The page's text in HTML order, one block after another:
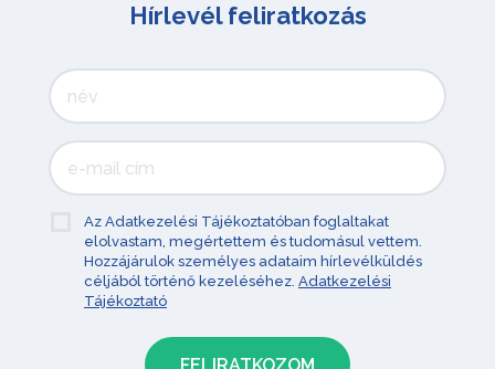
Hírlevél feliratkozás
Az Adatkezelési Tájékoztatóban foglaltakat
elolvastam, megértettem és tudomásul vettem.
Hozzájárulok személyes adataim hírlevélküldés
céljából történő kezeléséhez. Adatkezelési
Tájékoztató